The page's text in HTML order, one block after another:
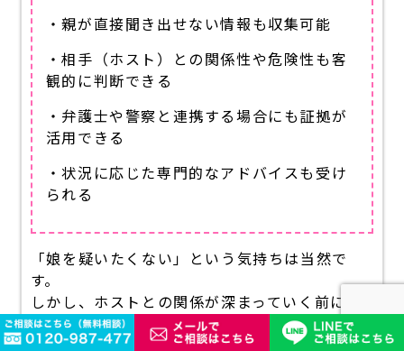
・親が直接聞き出せない情報も収集可能
・相手（ホスト）との関係性や危険性も客
観的に判断できる
・弁護士や警察と連携する場合にも証拠が
活用できる
・状況に応じた専門的なアドバイスも受け
られる
「娘を疑いたくない」という気持ちは当然で
す。
しかし、ホストとの関係が深まっていく前に
観的に状況を知ることで、最悪の事態を防ぐこ
とができます。